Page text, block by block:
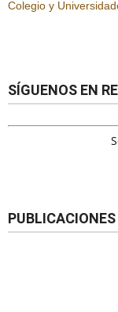
Colegio y
SÍGUENOS EN